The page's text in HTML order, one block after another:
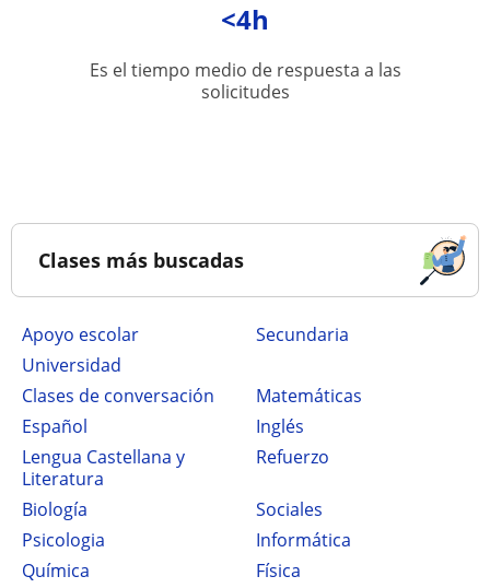
<4h
Es el tiempo medio de respuesta a las
solicitudes
Clases más buscadas
Apoyo escolar
secundaria
Universidad
Clases de conversación
Matemáticas
Español
Inglés
Lengua Castellana y
Literatura
Refuerzo
Biología
Sociales
Psicologia
Informática
Química
Física